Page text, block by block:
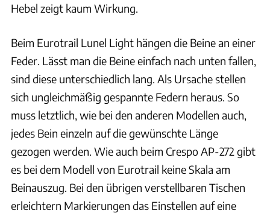
Hebel zeigt kaum Wirkung.
Beim Eurotrail Lunel Light hängen die Beine an einer
Feder. Lässt man die Beine einfach nach unten fallen,
sind diese unterschiedlich lang. Als Ursache stellen
sich ungleichmäßig gespannte Federn heraus. So
muss letztlich, wie bei den anderen Modellen auch,
jedes Bein einzeln auf die gewünschte Länge
gezogen werden. Wie auch beim Crespo AP-272 gibt
es bei dem Modell von Eurotrail keine Skala am
Beinauszug. Bei den übrigen verstellbaren Tischen
erleichtern Markierungen das Einstellen auf eine